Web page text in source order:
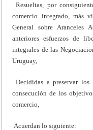
Resueltas, por
comercio integrado, más
General sobre Aranceles
anteriores esfuerzos de
integrales de las
Uruguay,
Decididas a preservar
consecución de los
comercio,
Acuerdan lo siguiente: